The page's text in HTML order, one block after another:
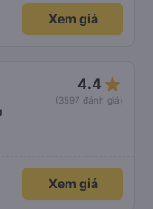
Xem giá
4.4 star_rate
(3597 đánh giá)
Xem giá